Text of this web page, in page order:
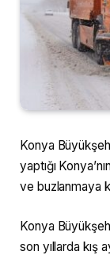
Konya
yaptığı
ve buzlanmaya
Konya
son yıllarda kış